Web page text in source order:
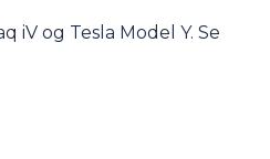
iV og Tesla Model Y. Se
SUV’er som